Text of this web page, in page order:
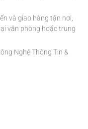
và giao hàng tận nơi,
văn phòng hoặc trung
Nghệ Thông Tin &